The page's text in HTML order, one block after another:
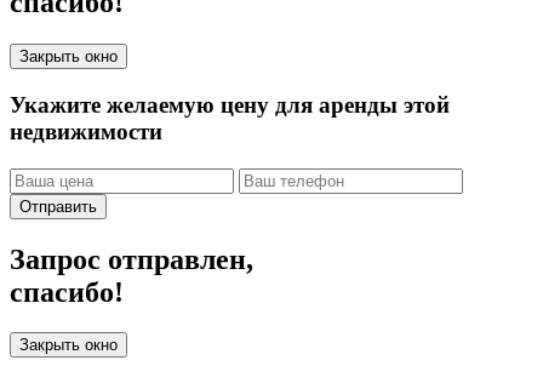
Закрыть окно
Укажите желаемую цену для аренды этой
недвижимости
Отправить
Запрос отправлен,
спасибо!
Закрыть окно